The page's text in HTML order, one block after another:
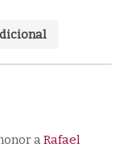
aRafael